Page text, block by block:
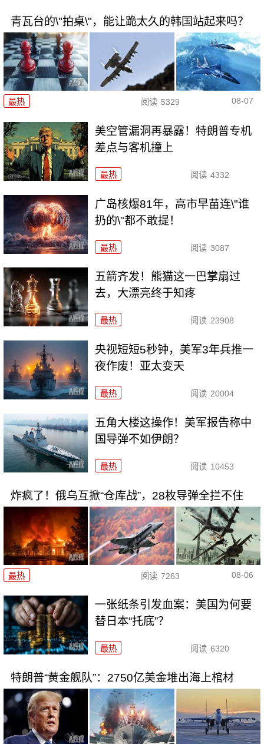
青瓦台的\"拍桌\"，能让跪太久的韩国站起来吗？
最热 阅读 5329 08-07
美空管漏洞再暴露！特朗普专机
差点与客机撞上
最热 阅读 4332
广岛核爆81年，高市早苗连\"谁
扔的\"都不敢提！
最热 阅读 3087
五箭齐发！熊猫这一巴掌扇过
去，大漂亮终于知疼
最热 阅读 23908
央视短短5秒钟，美军3年兵推一
夜作废！亚太变天
最热 阅读 20004
五角大楼这操作！美军报告称中
国导弹不如伊朗？
最热 阅读 10453
炸疯了！俄乌互掀“仓库战”，28枚导弹全拦不住
最热 阅读 7263 08-06
一张纸条引发血案：美国为何要
替日本“托底”？
最热 阅读 6320
特朗普“黄金舰队”：2750亿美金堆出海上棺材